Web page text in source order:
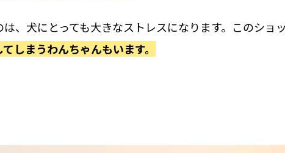
、犬にとっても大きなストレスになります。このショ
しまうわんちゃんもいます。